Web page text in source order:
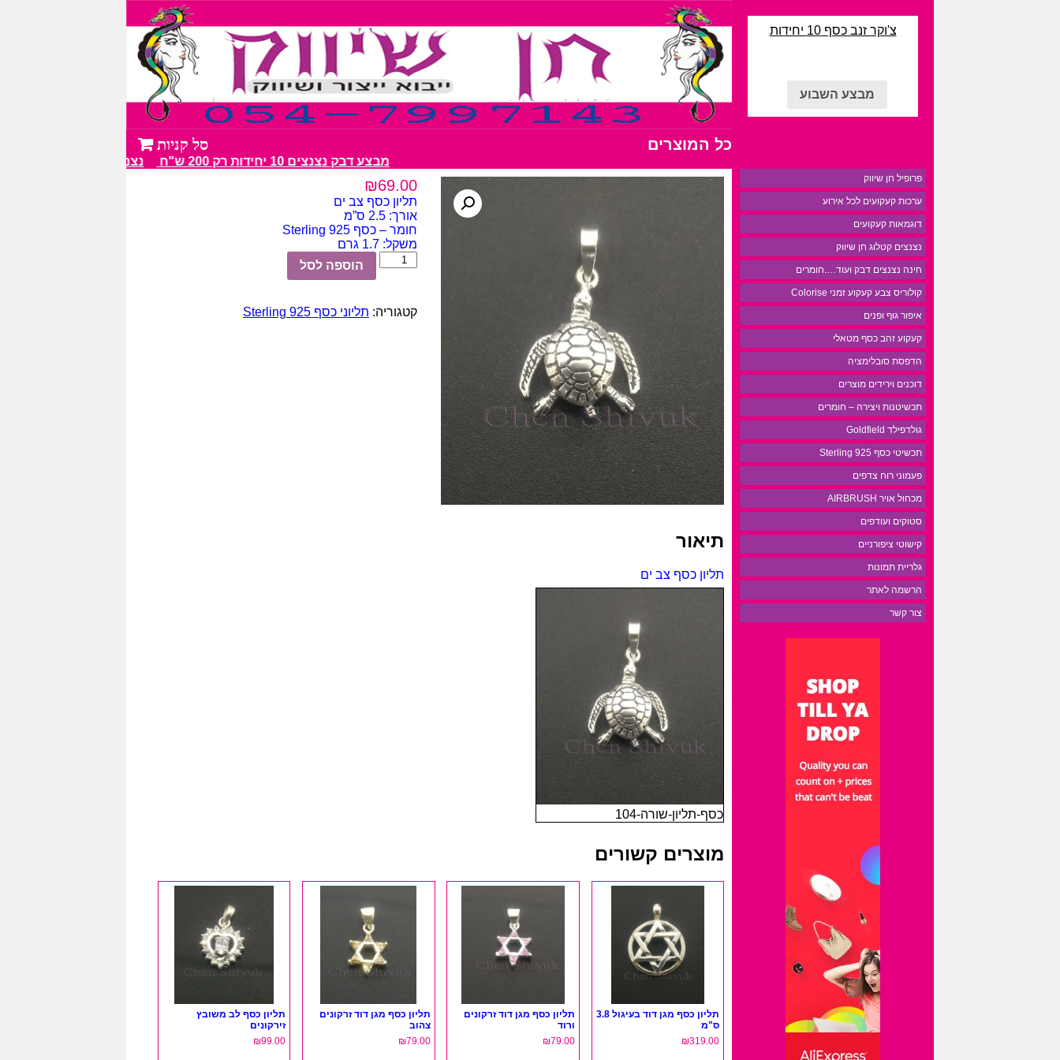
צ'וקר זנב כסף 10 יחידות
מבצע השבוע
כל המוצרים
מבצע דבק נצנצים 10 יחידות רק 200 ש"ח נצנצים מעל 100 גווני צבע מרהיבים
פרופיל חן שיווק
ערכות קעקועים לכל אירוע
דוגמאות קעקועים
נצנצים קטלוג חן שיווק
חינה נצנצים דבק ועוד….חומרים
קולוריס צבע קעקוע זמני Colorise
איפור גוף ופנים
קעקוע זהב כסף מטאלי
הדפסת סובלימציה
דוכנים וירידים מוצרים
תכשיטנות ויצירה – חומרים
גולדפילד Goldfield
תכשיטי כסף 925 Sterling
פעמוני רוח צדפים
מכחול אויר AIRBRUSH
סטוקים ועודפים
קישוטי ציפורניים
גלריית תמונות
הרשמה לאתר
צור קשר
₪69.00
תליון כסף צב ים
אורך: 2.5 ס”מ
חומר – כסף 925 Sterling
משקל: 1.7 גרם
כמות
של
צב
הוספה לסל
קטגוריה: תליוני כסף 925 Sterling
תיאור
תליון כסף צב ים
כסף-תליון-שורה-104
מוצרים קשורים
תליון כסף מגן דוד בעיגול 3.8
ס"מ
₪319.00
תליון כסף מגן דוד זרקונים
ורוד
₪79.00
תליון כסף מגן דוד זרקונים
צהוב
₪79.00
תליון כסף לב משובץ
זירקונים
₪99.00